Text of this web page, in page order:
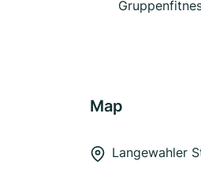
Map
Langewahler